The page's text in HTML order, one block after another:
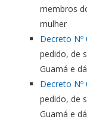
membros
mulher
Decreto Nº
pedido, de
Guamá e
Decreto Nº
pedido, de
Guamá e